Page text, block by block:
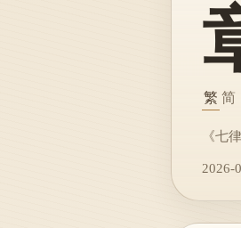
繁 简
《七
2026-